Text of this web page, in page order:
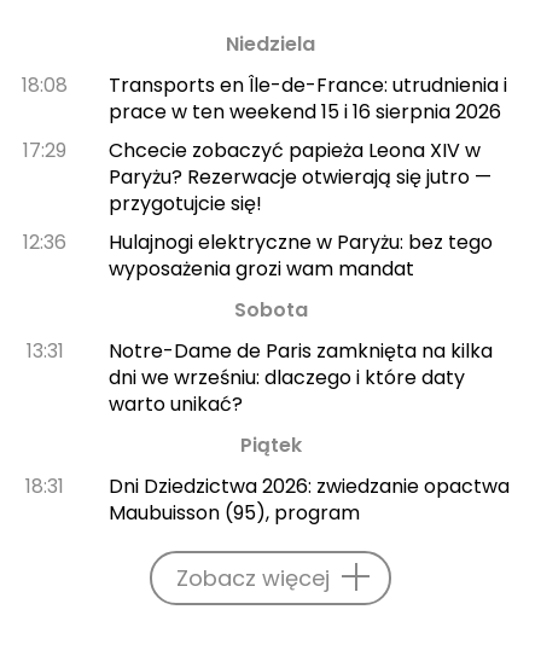
Niedziela
18:08
Transports en Île-de-France: utrudnienia i
prace w ten weekend 15 i 16 sierpnia 2026
17:29
Chcecie zobaczyć papieża Leona XIV w
Paryżu? Rezerwacje otwierają się jutro —
przygotujcie się!
12:36
Hulajnogi elektryczne w Paryżu: bez tego
wyposażenia grozi wam mandat
Sobota
13:31
Notre-Dame de Paris zamknięta na kilka
dni we wrześniu: dlaczego i które daty
warto unikać?
Piątek
18:31
Dni Dziedzictwa 2026: zwiedzanie opactwa
Maubuisson (95), program
Zobacz więcej